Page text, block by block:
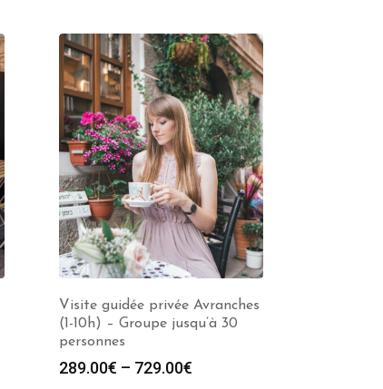
Visite guidée privée Avranches
(1-10h) – Groupe jusqu’à 30
personnes
289.00€ – 729.00€